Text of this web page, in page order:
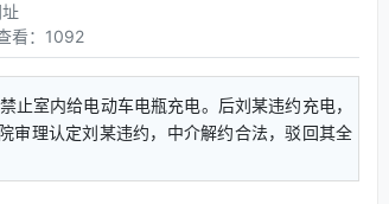
看：1092
室内给电动车电瓶充电。后刘某违约充电，
审理认定刘某违约，中介解约合法，驳回其全